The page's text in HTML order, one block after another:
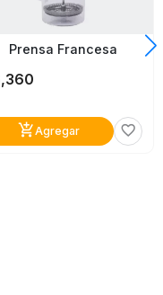
Prensa Francesa
add_shopping_cartAgregar favorite_border